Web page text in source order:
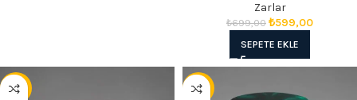
Zarlar
₺699,00 ₺599,00
SEPETE EKLE
- 17% - 17%